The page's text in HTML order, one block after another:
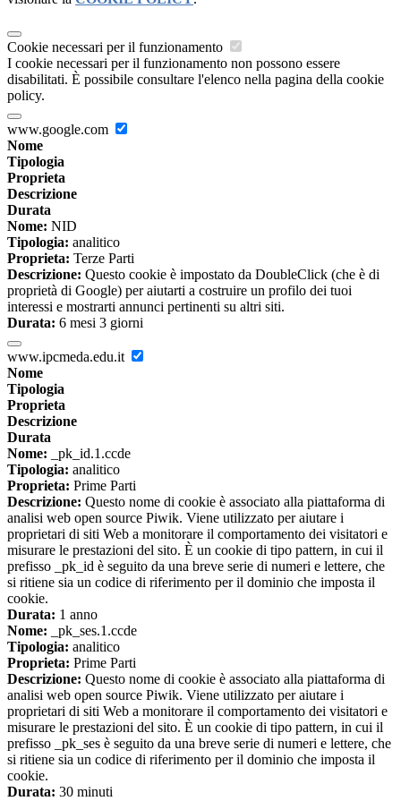
Cookie necessari per il funzionamento
I cookie necessari per il funzionamento non possono essere
disabilitati. È possibile consultare l'elenco nella pagina della cookie
policy.
www.google.com
Nome
Tipologia
Proprieta
Descrizione
Durata
Nome: NID
Tipologia: analitico
Proprieta: Terze Parti
Descrizione: Questo cookie è impostato da DoubleClick (che è di
proprietà di Google) per aiutarti a costruire un profilo dei tuoi
interessi e mostrarti annunci pertinenti su altri siti.
Durata: 6 mesi 3 giorni
www.ipcmeda.edu.it
Nome
Tipologia
Proprieta
Descrizione
Durata
Nome: _pk_id.1.ccde
Tipologia: analitico
Proprieta: Prime Parti
Descrizione: Questo nome di cookie è associato alla piattaforma di
analisi web open source Piwik. Viene utilizzato per aiutare i
proprietari di siti Web a monitorare il comportamento dei visitatori e
misurare le prestazioni del sito. È un cookie di tipo pattern, in cui il
prefisso _pk_id è seguito da una breve serie di numeri e lettere, che
si ritiene sia un codice di riferimento per il dominio che imposta il
cookie.
Durata: 1 anno
Nome: _pk_ses.1.ccde
Tipologia: analitico
Proprieta: Prime Parti
Descrizione: Questo nome di cookie è associato alla piattaforma di
analisi web open source Piwik. Viene utilizzato per aiutare i
proprietari di siti Web a monitorare il comportamento dei visitatori e
misurare le prestazioni del sito. È un cookie di tipo pattern, in cui il
prefisso _pk_ses è seguito da una breve serie di numeri e lettere, che
si ritiene sia un codice di riferimento per il dominio che imposta il
cookie.
Durata: 30 minuti